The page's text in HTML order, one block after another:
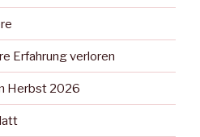
Erfahrung verloren
Herbst 2026